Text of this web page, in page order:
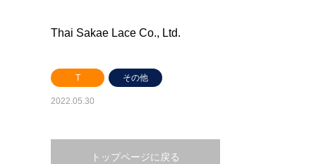
Thai Sakae Lace Co., Ltd.
T その他
2022.05.30
トップページに戻る